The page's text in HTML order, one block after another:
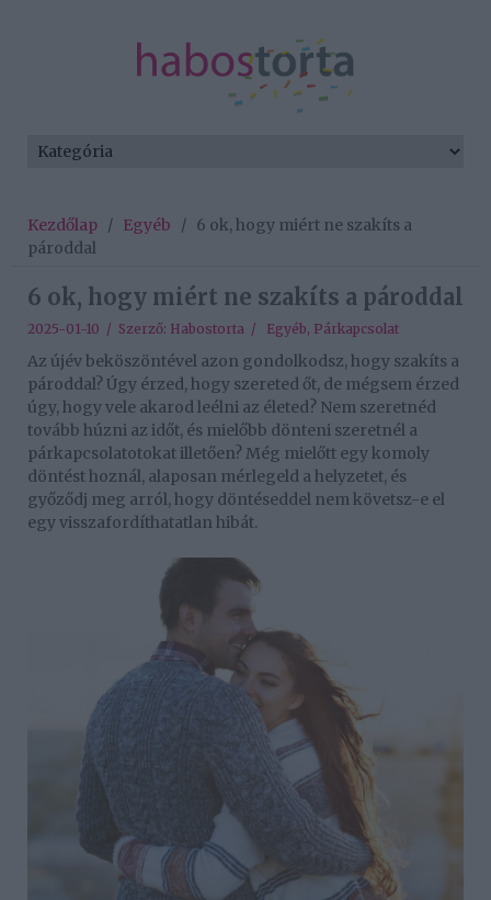
Kezdőlap / Egyéb / 6 ok, hogy miért ne szakíts a
pároddal
6 ok, hogy miért ne szakíts a pároddal
2025-01-10 / Szerző: Habostorta / Egyéb, Párkapcsolat
Az újév beköszöntével azon gondolkodsz, hogy szakíts a
pároddal? Úgy érzed, hogy szereted őt, de mégsem érzed
úgy, hogy vele akarod leélni az életed? Nem szeretnéd
tovább húzni az időt, és mielőbb dönteni szeretnél a
párkapcsolatotokat illetően? Még mielőtt egy komoly
döntést hoznál, alaposan mérlegeld a helyzetet, és
győződj meg arról, hogy döntéseddel nem követsz-e el
egy visszafordíthatatlan hibát.